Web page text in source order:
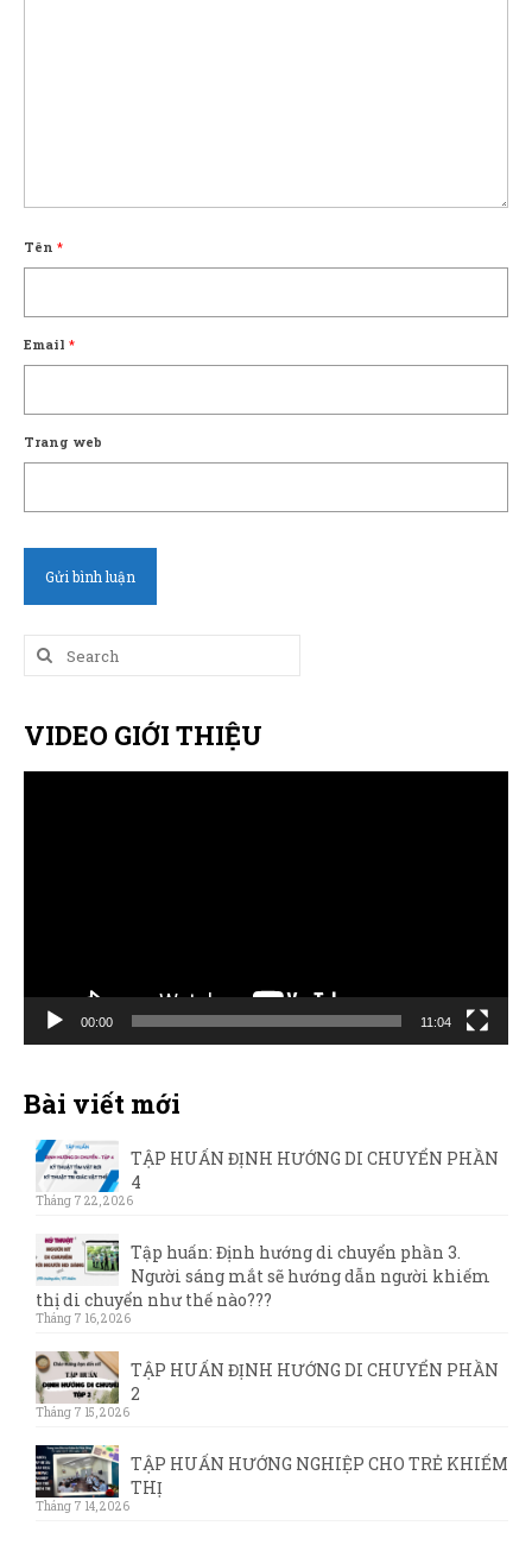
Tên *
Email *
Trang web
Search
for:
VIDEO GIỚI THIỆU
00:00 11:04
Bài viết mới
TẬP HUẤN ĐỊNH HƯỚNG DI CHUYỂN PHẦN
4
Tháng 7 22, 2026
Tập huấn: Định hướng di chuyển phần 3.
Người sáng mắt sẽ hướng dẫn người khiếm
thị di chuyển như thế nào???
Tháng 7 16, 2026
TẬP HUẤN ĐỊNH HƯỚNG DI CHUYỂN PHẦN
2
Tháng 7 15, 2026
TẬP HUẤN HƯỚNG NGHIỆP CHO TRẺ KHIẾM
THỊ
Tháng 7 14, 2026